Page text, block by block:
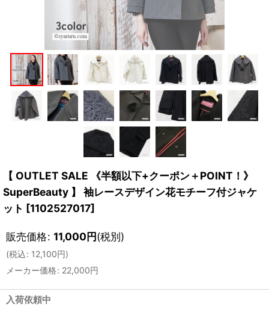
【 OUTLET SALE 《半額以下+クーポン＋POINT！》
SuperBeauty 】 袖レースデザイン花モチーフ付ジャケ
ット [1102527017]
販売価格: 11,000円(税別)
(税込: 12,100円)
メーカー価格: 22,000円
入荷依頼中